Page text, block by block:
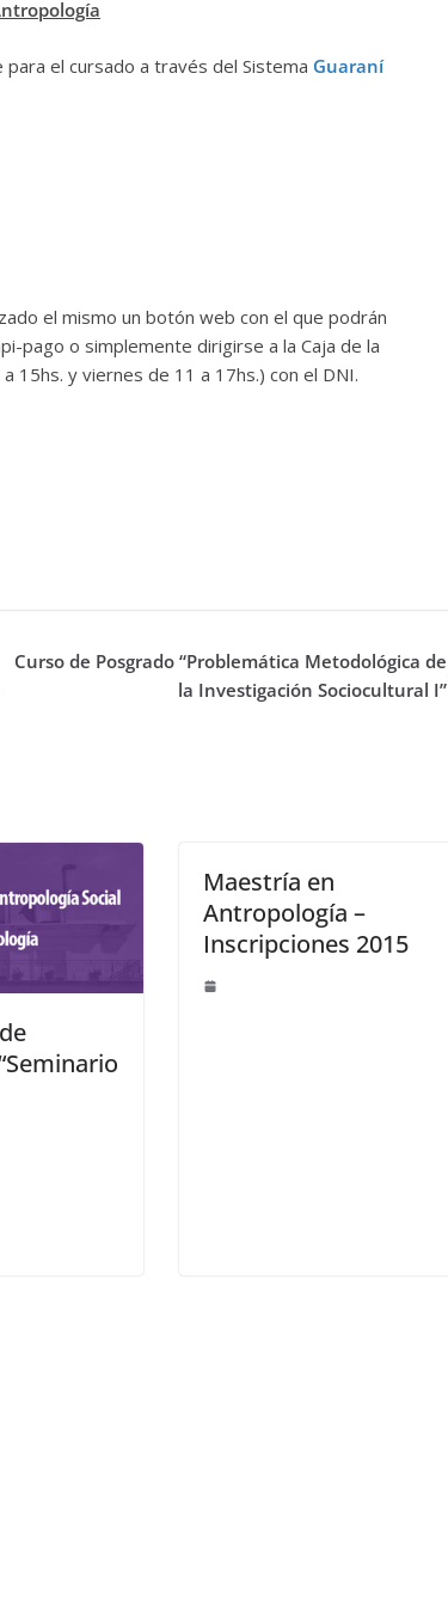
para el cursado a través del Sistema Guaraní
el mismo un botón web con el que podrán
pago o simplemente dirigirse a la Caja de la
15hs. y viernes de 11 a 17hs.) con el DNI.
Curso de Posgrado “Problemática Metodológica de
la Investigación Sociocultural I”
Maestría en
Antropología –
Inscripciones 2015